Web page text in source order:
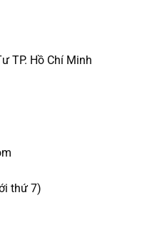
TP. Hồ Chí Minh
thứ 7)